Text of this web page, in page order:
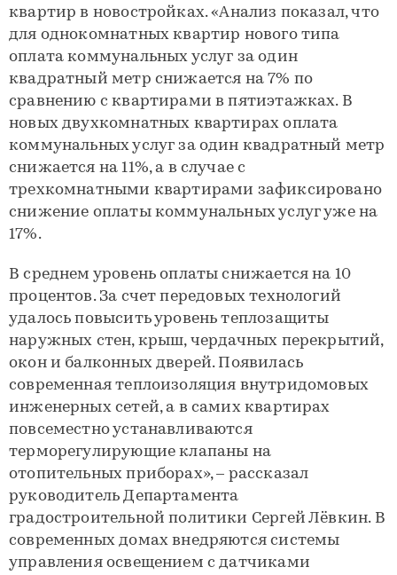
квартир в новостройках. «Анализ показал, что
для однокомнатных квартир нового типа
оплата коммунальных услуг за один
квадратный метр снижается на 7% по
сравнению с квартирами в пятиэтажках. В
новых двухкомнатных квартирах оплата
коммунальных услуг за один квадратный метр
снижается на 11%, а в случае с
трехкомнатными квартирами зафиксировано
снижение оплаты коммунальных услуг уже на
17%.
В среднем уровень оплаты снижается на 10
процентов. За счет передовых технологий
удалось повысить уровень теплозащиты
наружных стен, крыш, чердачных перекрытий,
окон и балконных дверей. Появилась
современная теплоизоляция внутридомовых
инженерных сетей, а в самих квартирах
повсеместно устанавливаются
терморегулирующие клапаны на
отопительных приборах», – рассказал
руководитель Департамента
градостроительной политики Сергей Лёвкин. В
современных домах внедряются системы
управления освещением с датчиками